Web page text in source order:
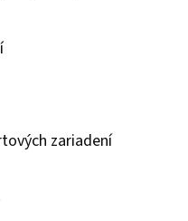
zariadení